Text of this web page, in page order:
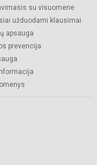
su visuomene
užduodami klausimai
apsauga
prevencija